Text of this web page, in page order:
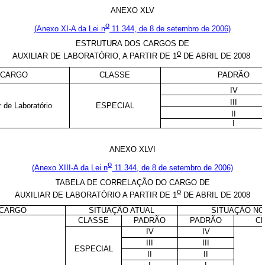
ANEXO XLV
(Anexo XI-A da Lei no 11.344, de 8 de setembro de 2006)
ESTRUTURA DOS CARGOS DE
AUXILIAR DE LABORATÓRIO, A PARTIR DE 1o DE ABRIL DE 2008
CARGO CLASSE PADRÃO
de Laboratório ESPECIAL
IV
III
II
I
ANEXO XLVI
(Anexo XIII-A da Lei no 11.344, de 8 de setembro de 2006)
TABELA DE CORRELAÇÃO DO CARGO DE
AUXILIAR DE LABORATÓRIO A PARTIR DE 1o DE ABRIL DE 2008
SITUAÇÃO ATUAL SITUAÇÃO
CLASSE PADRÃO PADRÃO
ESPECIAL
IV IV